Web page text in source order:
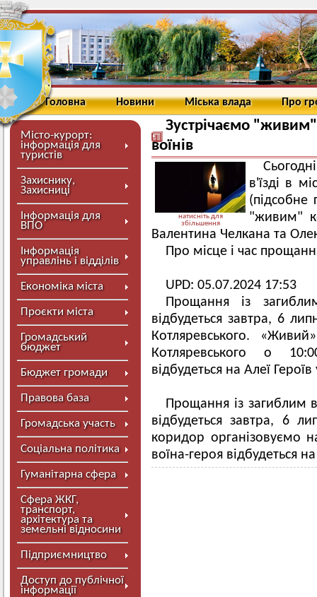
Головна Новини Міська влада Про
Місто-курорт:
інформація для
туристів
Захиснику,
Захисниці
Інформація для
ВПО
Інформація
управлінь і відділів
Економіка міста
Проєкти міста
Громадський
бюджет
Бюджет громади
Правова база
Громадська участь
Соціальна політика
Гуманітарна сфера
Сфера ЖКГ,
транспорт,
архітектура та
земельні відносини
Підприємництво
Доступ до публічної
інформації
Зустрічаємо
воїнів
натисніть для
збільшення
в'їзді в
(підсобне
"живим"
Валентина Челкана та
Про місце і час
UPD: 05.07.2024 17:53
Прощання із
відбудеться завтра, 6
Котляревського.
Котляревського о
відбудеться на Алеї
Прощання із загиблим
відбудеться завтра, 6
коридор організовуємо
воїна-героя відбудеться